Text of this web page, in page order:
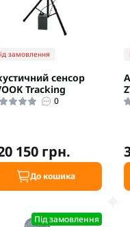
замовлення
сенсор
Tracking
0
150 грн.
До кошика
Під замовлення